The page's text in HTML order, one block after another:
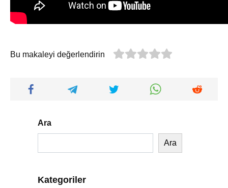
Bu makaleyi değerlendirin
Ara
Ara
Kategoriler